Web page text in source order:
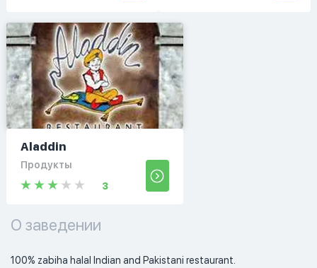
Aladdin
Продукты
3
О заведении
100% zabiha halal Indian and Pakistani restaurant.